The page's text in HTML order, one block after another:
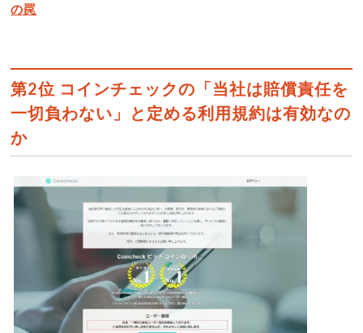
の罠
第2位 コインチェックの「当社は賠償責任を
一切負わない」と定める利用規約は有効なの
か